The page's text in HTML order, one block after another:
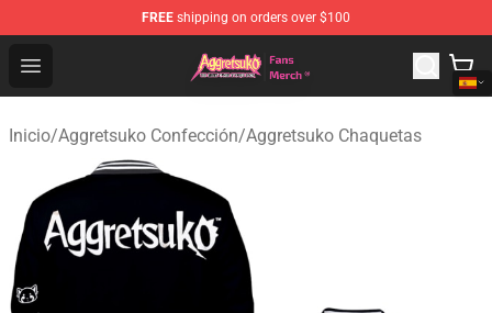
FREE shipping on orders over $100
Open menu
Aggretsuko Store - Official Aggretsuko Merchandise
Inicio/Aggretsuko Confección/Aggretsuko Chaquetas